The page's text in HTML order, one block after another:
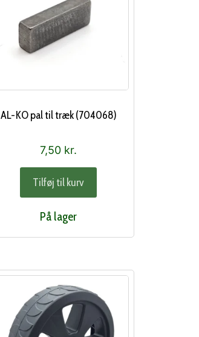
AL-KO pal til træk (704068)
7,50 kr.
Tilføj til kurv
På lager